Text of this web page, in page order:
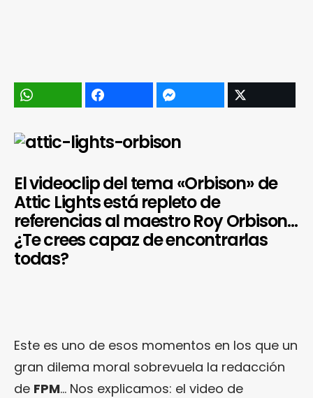
El videoclip del tema «Orbison» de
Attic Lights está repleto de
referencias al maestro Roy Orbison…
¿Te crees capaz de encontrarlas
todas?
Este es uno de esos momentos en los que un
gran dilema moral sobrevuela la redacción
de FPM… Nos explicamos: el video de